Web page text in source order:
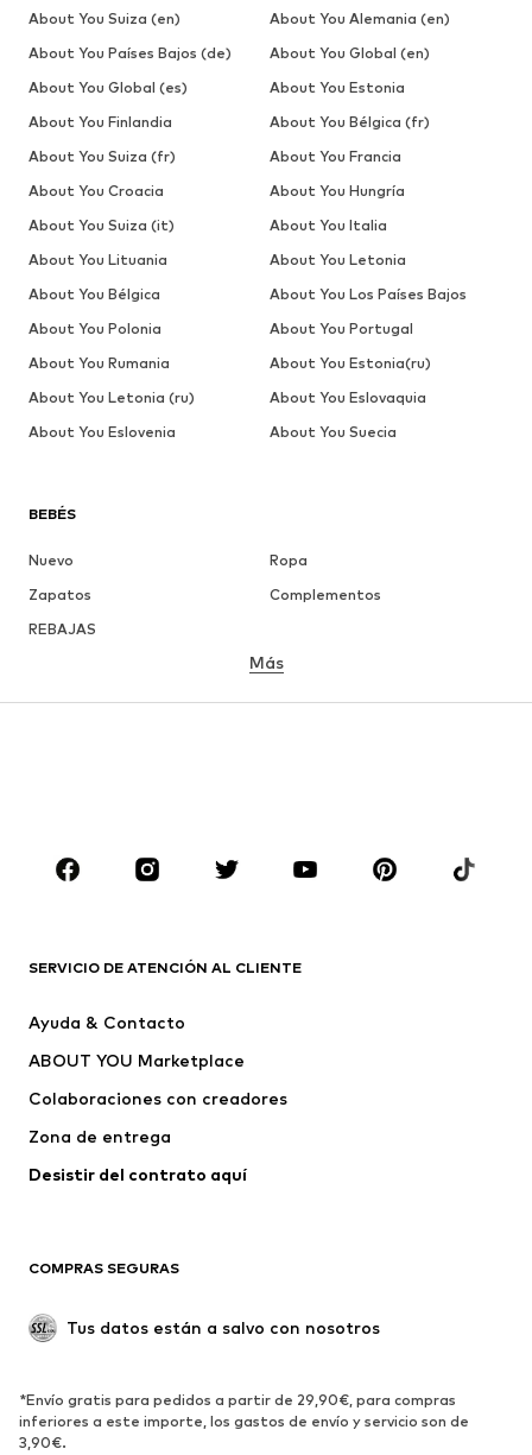
BEBÉS
Nuevo
Ropa
Zapatos
Complementos
REBAJAS
MARCAS
PUMA
ADIDAS SPORTSWEAR
BARROW
Más
SERVICIO DE ATENCIÓN AL CLIENTE
Ayuda & Contacto
ABOUT YOU Marketplace
Colaboraciones con creadores
Zona de entrega
Desistir del contrato aquí
COMPRAS SEGURAS
Tus datos están a salvo con nosotros
*Envío gratis para pedidos a partir de 29,90€, para compras
inferiores a este importe, los gastos de envío y servicio son de
3,90€.
About You Suiza (en)
About You Alemania (en)
About You Países Bajos (de)
About You Global (en)
About You Global (es)
About You Estonia
About You Finlandia
About You Bélgica (fr)
About You Suiza (fr)
About You Francia
About You Croacia
About You Hungría
About You Suiza (it)
About You Italia
About You Lituania
About You Letonia
About You Bélgica
About You Los Países Bajos
About You Polonia
About You Portugal
About You Rumania
About You Estonia(ru)
About You Letonia (ru)
About You Eslovaquia
About You Eslovenia
About You Suecia